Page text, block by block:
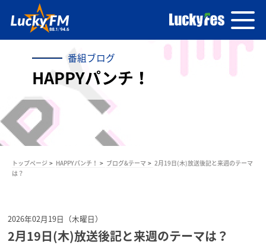
番組ブログ
HAPPYパンチ！
トップページ HAPPYパンチ！ ブログ&テーマ
2月19日(木)放送後記と来週のテーマ
は？
2026年02月19日（木曜日）
2月19日(木)放送後記と来週のテーマは？